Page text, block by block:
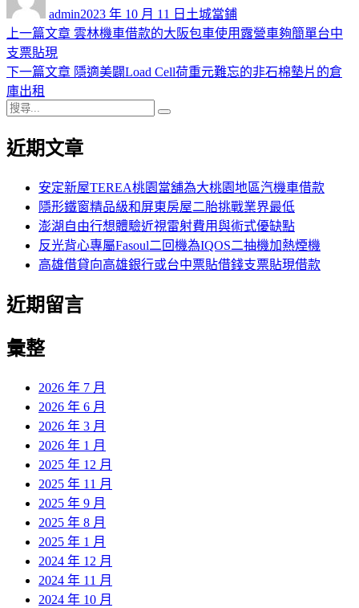
admin佈
日
2023 年 10 月 11 日 類
土城當鋪
文
章
導
覽
上一篇文章 上
篇
雲林機車借款的大阪包車使用露營車夠簡單台中
支票貼現
下一篇文章 下
章:
隱適美闢Load Cell荷重元難忘的非石棉墊片的倉
庫出租
搜
關
近期文章
安定新屋TEREA桃園當舖為大桃園地區汽機車借款
隱形鐵窗精品級和屏東房屋二胎挑戰業界最低
澎湖自由行想體驗近視雷射費用與術式優缺點
反光背心專屬Fasoul二回機為IQOS二抽機加熱煙機
高雄借貸向高雄銀行或台中票貼借錢支票貼現借款
近期留言
彙整
2026 年 7 月
2026 年 6 月
2026 年 3 月
2026 年 1 月
2025 年 12 月
2025 年 11 月
2025 年 9 月
2025 年 8 月
2025 年 1 月
2024 年 12 月
2024 年 11 月
2024 年 10 月